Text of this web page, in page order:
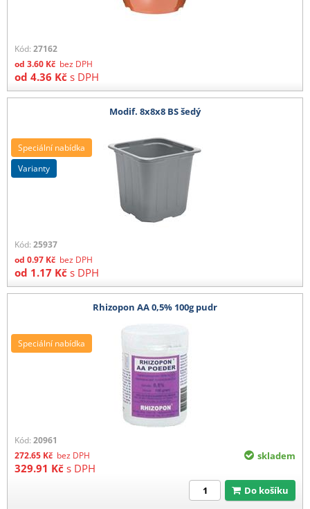
Kód: 27162
od 3.60 Kč bez DPH
od 4.36 Kč s DPH
Modif. 8x8x8 BS šedý
Kód: 25937
od 0.97 Kč bez DPH
od 1.17 Kč s DPH
Speciální nabídka
varianty
Rhizopon AA 0,5% 100g pudr
Kód: 20961
272.65 Kč bez DPH
329.91 Kč s DPH
Speciální nabídka
skladem
Do košíku